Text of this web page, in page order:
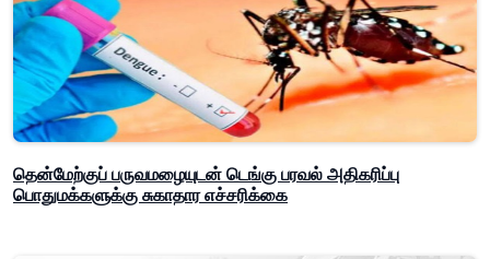
தென்மேற்குப் பருவமழையுடன் டெங்கு பரவல் அதிகரிப்பு
பொதுமக்களுக்கு சுகாதார எச்சரிக்கை